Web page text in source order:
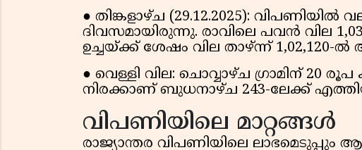
● തിങ്കളാഴ്ച (29.12.2025):
ദിവസമായിരുന്നു. രാവിലെ പവൻ വില
ഉച്ചയ്ക്ക് ശേഷം വില താഴ്ന്ന് ₹1,02,120-
● വെള്ളി വില: ചൊവ്വാഴ്ച ഗ്രാമിന് ₹20
നിരക്കാണ് ബുധനാഴ്ച ₹243-ലേക്ക്
വിപണിയിലെ മാറ്റങ്ങൾ
രാജ്യാന്തര വിപണിയിലെ ലാഭമെടുപ്പും